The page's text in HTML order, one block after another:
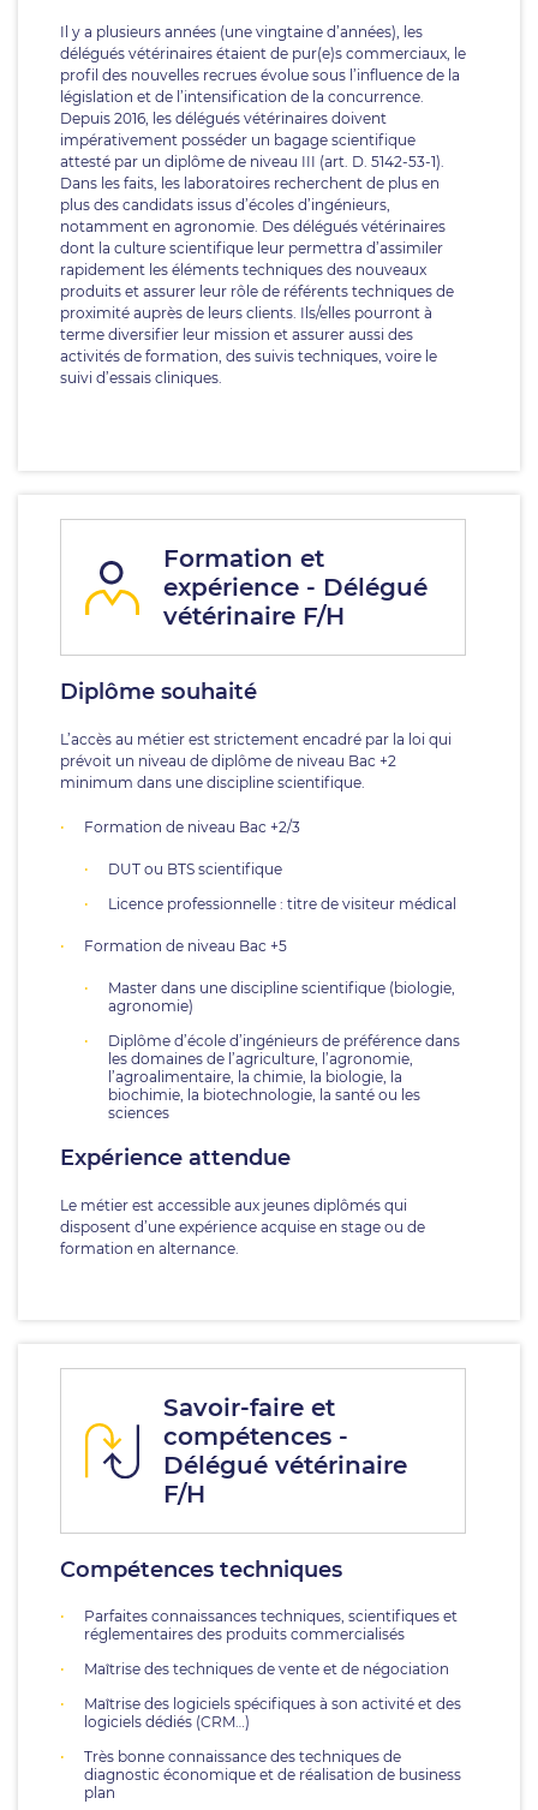
Il y a plusieurs années (une vingtaine d’années), les
délégués vétérinaires étaient de pur(e)s commerciaux, le
profil des nouvelles recrues évolue sous l’influence de la
législation et de l’intensification de la concurrence.
Depuis 2016, les délégués vétérinaires doivent
impérativement posséder un bagage scientifique
attesté par un diplôme de niveau III (art. D. 5142-53-1).
Dans les faits, les laboratoires recherchent de plus en
plus des candidats issus d’écoles d’ingénieurs,
notamment en agronomie. Des délégués vétérinaires
dont la culture scientifique leur permettra d’assimiler
rapidement les éléments techniques des nouveaux
produits et assurer leur rôle de référents techniques de
proximité auprès de leurs clients. Ils/elles pourront à
terme diversifier leur mission et assurer aussi des
activités de formation, des suivis techniques, voire le
suivi d’essais cliniques.
Formation et
expérience - Délégué
vétérinaire F/H
Diplôme souhaité
L’accès au métier est strictement encadré par la loi qui
prévoit un niveau de diplôme de niveau Bac +2
minimum dans une discipline scientifique.
Formation de niveau Bac +2/3
DUT ou BTS scientifique
Licence professionnelle : titre de visiteur médical
Formation de niveau Bac +5
Master dans une discipline scientifique (biologie,
agronomie)
Diplôme d’école d’ingénieurs de préférence dans
les domaines de l’agriculture, l’agronomie,
l’agroalimentaire, la chimie, la biologie, la
biochimie, la biotechnologie, la santé ou les
sciences
Expérience attendue
Le métier est accessible aux jeunes diplômés qui
disposent d’une expérience acquise en stage ou de
formation en alternance.
Savoir-faire et
compétences -
Délégué vétérinaire
F/H
Compétences techniques
Parfaites connaissances techniques, scientifiques et
réglementaires des produits commercialisés
Maîtrise des techniques de vente et de négociation
Maîtrise des logiciels spécifiques à son activité et des
logiciels dédiés (CRM…)
Très bonne connaissance des techniques de
diagnostic économique et de réalisation de business
plan